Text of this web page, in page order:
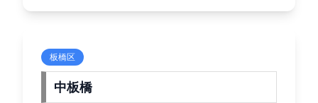
板橋区
中板橋